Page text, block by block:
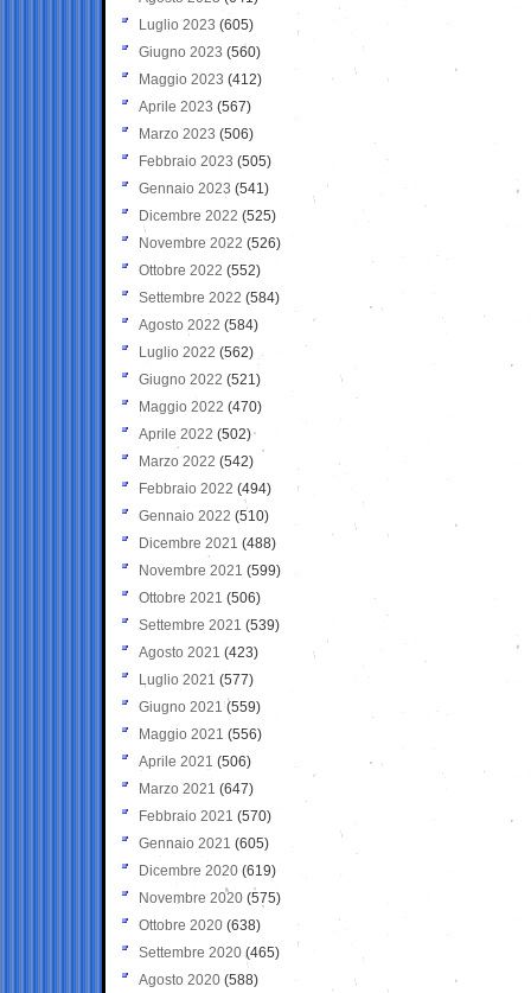
Luglio 2023 (605)
Giugno 2023 (560)
Maggio 2023 (412)
Aprile 2023 (567)
Marzo 2023 (506)
Febbraio 2023 (505)
Gennaio 2023 (541)
Dicembre 2022 (525)
Novembre 2022 (526)
Ottobre 2022 (552)
Settembre 2022 (584)
Agosto 2022 (584)
Luglio 2022 (562)
Giugno 2022 (521)
Maggio 2022 (470)
Aprile 2022 (502)
Marzo 2022 (542)
Febbraio 2022 (494)
Gennaio 2022 (510)
Dicembre 2021 (488)
Novembre 2021 (599)
Ottobre 2021 (506)
Settembre 2021 (539)
Agosto 2021 (423)
Luglio 2021 (577)
Giugno 2021(559)
Maggio 2021 (556)
Aprile 2021 (506)
Marzo 2021 (647)
Febbraio 2021 (570)
Gennaio 2021 (605)
Dicembre 2020 (619)
Novembre 2020 (575)
Ottobre 2020 (638)
Settembre 2020(465)
Agosto 2020 (588)